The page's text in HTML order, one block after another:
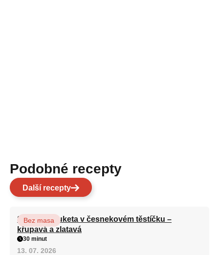
Podobné recepty
Další recepty
Smažená cuketa v česnekovém těstíčku –
křupavá a zlatavá
Bez masa
30 minut
13. 07. 2026